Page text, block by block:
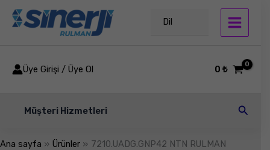
İçeriğe
atla
Dil
Üye Girişi / Üye Ol 0₺
Müşteri Hizmetleri Arama
Ana sayfa Ürünler 7210.UADG.GNP42 NTN RULMAN